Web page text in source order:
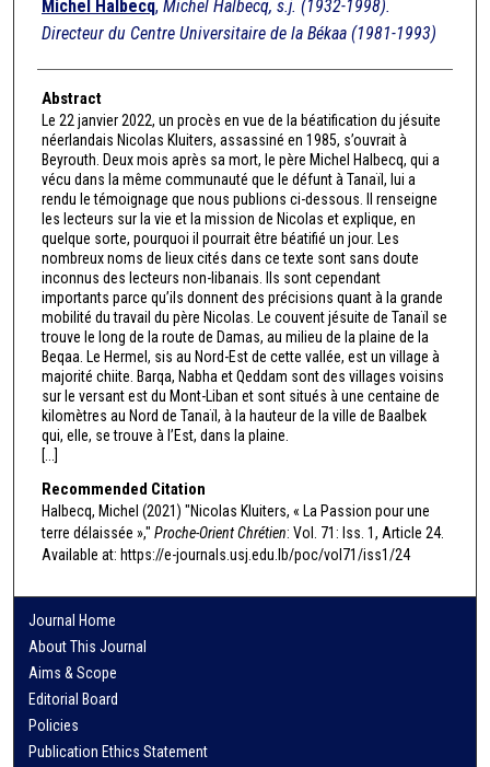
Michel Halbecq, Michel Halbecq, s.j. (1932-1998).
Directeur du Centre Universitaire de la Békaa (1981-1993)
Abstract
Le 22 janvier 2022, un procès en vue de la béatification du jésuite
néerlandais Nicolas Kluiters, assassiné en 1985, s’ouvrait à
Beyrouth. Deux mois après sa mort, le père Michel Halbecq, qui a
vécu dans la même communauté que le défunt à Tanaïl, lui a
rendu le témoignage que nous publions ci-dessous. Il renseigne
les lecteurs sur la vie et la mission de Nicolas et explique, en
quelque sorte, pourquoi il pourrait être béatifié un jour. Les
nombreux noms de lieux cités dans ce texte sont sans doute
inconnus des lecteurs non-libanais. Ils sont cependant
importants parce qu’ils donnent des précisions quant à la grande
mobilité du travail du père Nicolas. Le couvent jésuite de Tanaïl se
trouve le long de la route de Damas, au milieu de la plaine de la
Beqaa. Le Hermel, sis au Nord-Est de cette vallée, est un village à
majorité chiite. Barqa, Nabha et Qeddam sont des villages voisins
sur le versant est du Mont-Liban et sont situés à une centaine de
kilomètres au Nord de Tanaïl, à la hauteur de la ville de Baalbek
qui, elle, se trouve à l’Est, dans la plaine.
[...]
Recommended Citation
Halbecq, Michel (2021) "Nicolas Kluiters, « La Passion pour une
terre délaissée »," Proche-Orient Chrétien: Vol. 71: Iss. 1, Article 24.
Available at: https://e-journals.usj.edu.lb/poc/vol71/iss1/24
Journal Home
About This Journal
Aims & Scope
Editorial Board
Policies
Publication Ethics Statement